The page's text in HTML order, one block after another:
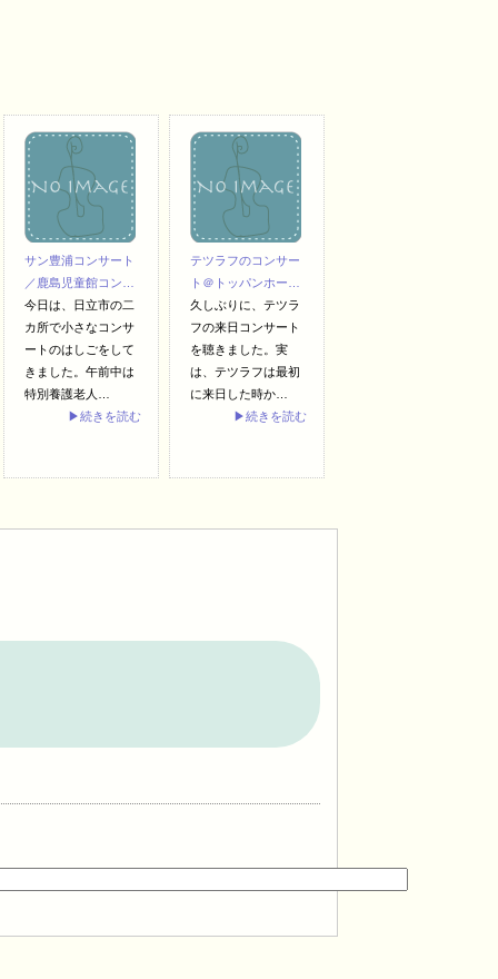
サン豊浦コンサート
／鹿島児童館コン…
今日は、日立市の二
カ所で小さなコンサ
ートのはしごをして
きました。午前中は
特別養護老人…
▶続きを読む
テツラフのコンサー
ト＠トッパンホー…
久しぶりに、テツラ
フの来日コンサート
を聴きました。実
は、テツラフは最初
に来日した時か…
▶続きを読む